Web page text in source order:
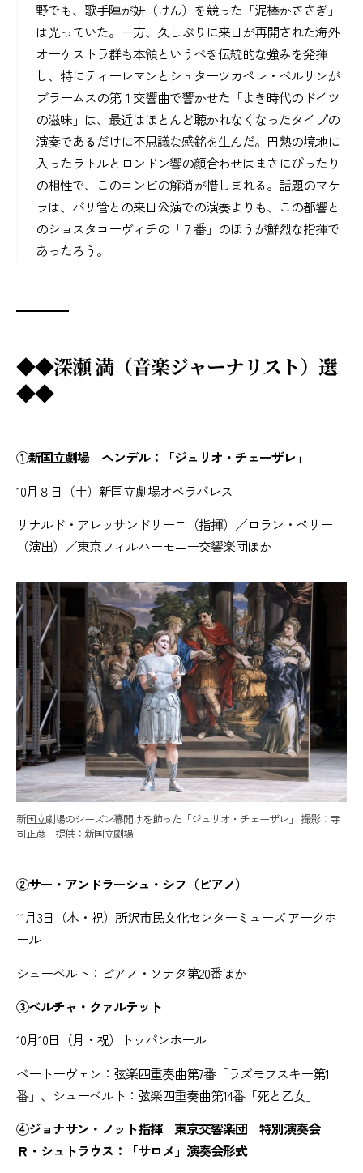
野でも、歌手陣が妍（けん）を競った「泥棒かささぎ」
は光っていた。一方、久しぶりに来日が再開された海外
オーケストラ群も本領というべき伝統的な強みを発揮
し、特にティーレマンとシュターツカペレ・ベルリンが
ブラームスの第１交響曲で響かせた「よき時代のドイツ
の滋味」は、最近はほとんど聴かれなくなったタイプの
演奏であるだけに不思議な感銘を生んだ。円熟の境地に
入ったラトルとロンドン響の顔合わせはまさにぴったり
の相性で、このコンビの解消が惜しまれる。話題のマケ
ラは、パリ管との来日公演での演奏よりも、この都響と
のショスタコーヴィチの「７番」のほうが鮮烈な指揮で
あったろう。
◆◆深瀬 満（音楽ジャーナリスト）選
◆◆
①新国立劇場 ヘンデル：「ジュリオ・チェーザレ」
10月８日（土）新国立劇場オペラパレス
リナルド・アレッサンドリーニ（指揮）／ロラン・ペリー
（演出）／東京フィルハーモニー交響楽団ほか
新国立劇場のシーズン幕開けを飾った「ジュリオ・チェーザレ」 撮影：寺
司正彦 提供：新国立劇場
②サー・アンドラーシュ・シフ（ピアノ）
11月3日（木・祝）所沢市民文化センターミューズ アークホ
ール
シューベルト：ピアノ・ソナタ第20番ほか
③ベルチャ・クァルテット
10月10日（月・祝）トッパンホール
ベートーヴェン：弦楽四重奏曲第7番「ラズモフスキー第1
番」、シューベルト：弦楽四重奏曲第14番「死と乙女」
④ジョナサン・ノット指揮 東京交響楽団 特別演奏会
Ｒ・シュトラウス：「サロメ」演奏会形式